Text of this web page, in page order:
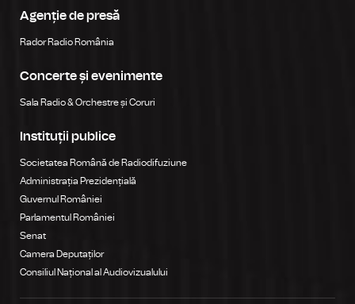
Agenție de presă
Rador Radio România
Concerte și evenimente
Sala Radio & Orchestre și Coruri
Instituții publice
Societatea Română de Radiodifuziune
Administrația Prezidențială
Guvernul României
Parlamentul României
Senat
Camera Deputaților
Consiliul Național al Audiovizualului